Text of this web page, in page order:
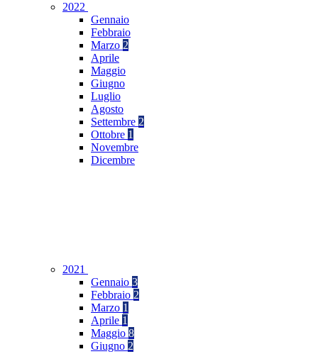
2022
Gennaio
Febbraio
Marzo 2
Aprile
Maggio
Giugno
Luglio
Agosto
Settembre 2
Ottobre 1
Novembre
Dicembre
2021
Gennaio 3
Febbraio 2
Marzo 1
Aprile 1
Maggio 8
Giugno 2